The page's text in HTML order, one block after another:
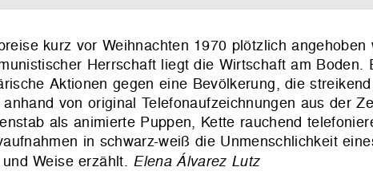
kurz vor Weihnachten 1970 plötzlich angehoben
Herrschaft liegt die Wirtschaft am Boden.
Aktionen gegen eine Bevölkerung, die
von original Telefonaufzeichnungen aus der
als animierte Puppen, Kette rauchend
in schwarz-weiß die Unmenschlichkeit
Weise erzählt. Elena Álvarez Lutz